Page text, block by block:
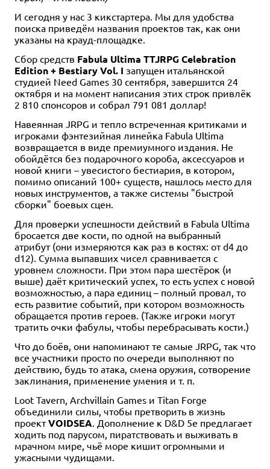
подземелий
25 отзывов
И сегодня у нас 3 кикстартера. Мы для удобства
поиска приведём названия проектов так, как они
указаны на крауд-площадке.
Сбор средств Fabula Ultima TTJRPG Celebration
Edition + Bestiary Vol. I запущен итальянской
студией Need Games 30 сентября, завершится 24
октября и на момент написания этих строк привлёк
2 810 спонсоров и собрал 791 081 доллар!
Навеянная JRPG и тепло встреченная критиками и
игроками фэнтезийная линейка Fabula Ultima
возвращается в виде премиумного издания. Не
обойдётся без подарочного короба, аксессуаров и
новой книги – увесистого бестиария, в котором,
помимо описаний 100+ существ, нашлось место для
новых инструментов, а также системы "быстрой
сборки" боевых сцен.
Для проверки успешности действий в Fabula Ultima
бросается две кости, по одной на выбранный
атрибут (они измеряются как раз в костях: от d4 до
d12). Сумма выпавших чисел сравнивается с
уровнем сложности. При этом пара шестёрок (и
выше) даёт критический успех, то есть успех с новой
возможностью, а пара единиц – полный провал, то
есть развитие событий, при котором возможность
обращается против героев. (Также игроки могут
тратить очки фабулы, чтобы перебрасывать кости.)
Что до боёв, они напоминают те самые JRPG, так что
все участники просто по очереди выполняют по
действию, будь то атака, смена оружия, сотворение
заклинания, применение умения и т. п.
Loot Tavern, Archvillain Games и Titan Forge
объединили силы, чтобы претворить в жизнь
проектVOIDSEA . Дополнение к D&D 5e предлагает
ходить под парусом, пиратствовать и выживать в
мрачном мире, чьё море кишит огромными и
ужасными чудищами.